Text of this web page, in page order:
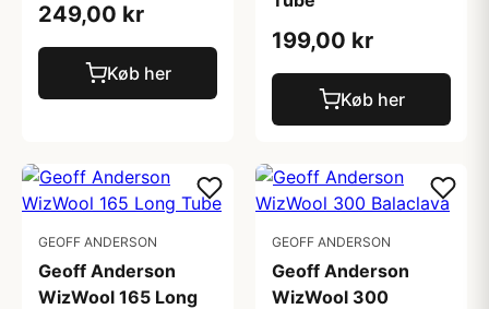
249,00 kr
Køb her
199,00 kr
Køb her
GEOFF ANDERSON
Geoff Anderson
WizWool 165 Long
GEOFF ANDERSON
Geoff Anderson
WizWool 300